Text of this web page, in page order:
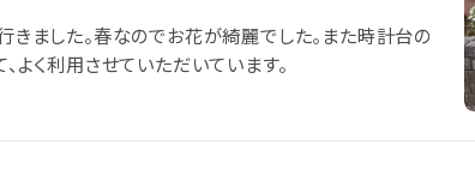
ました。春なのでお花が綺麗でした。また時計台の
よく利用させていただいています。